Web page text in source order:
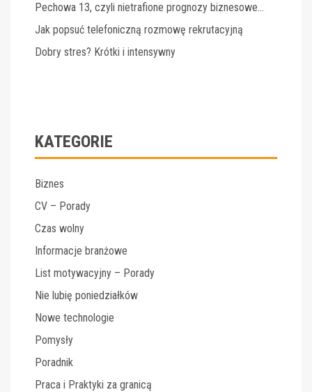
Pechowa 13, czyli nietrafione prognozy biznesowe…
Jak popsuć telefoniczną rozmowę rekrutacyjną
Dobry stres? Krótki i intensywny
KATEGORIE
Biznes
CV – Porady
Czas wolny
Informacje branżowe
List motywacyjny – Porady
Nie lubię poniedziałków
Nowe technologie
Pomysły
Poradnik
Praca i Praktyki za granicą